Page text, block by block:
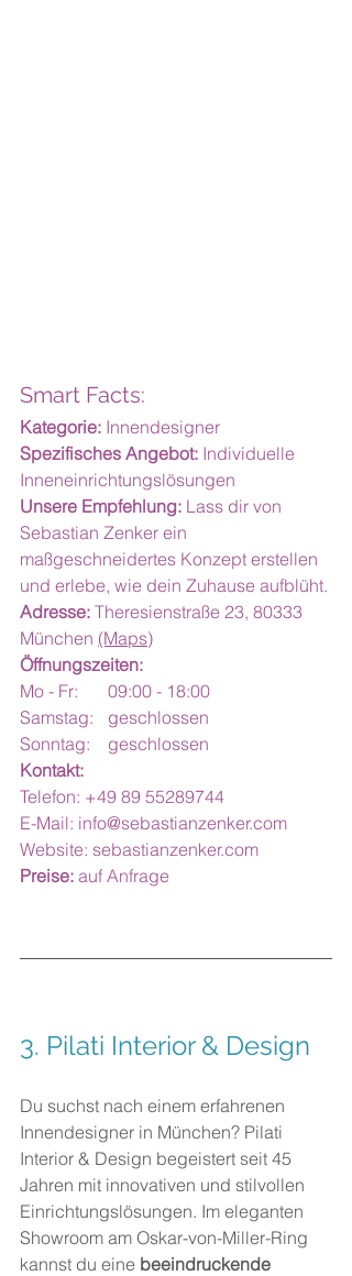
Smart Facts:
Kategorie: Innendesigner
Spezifisches Angebot: Individuelle
Inneneinrichtungslösungen
Unsere Empfehlung: Lass dir von
Sebastian Zenker ein
maßgeschneidertes Konzept erstellen
und erlebe, wie dein Zuhause aufblüht.
Adresse: Theresienstraße 23, 80333
München (Maps)
Öffnungszeiten:
Mo - Fr:	09:00 - 18:00
Samstag:	geschlossen
Sonntag:	geschlossen
Kontakt:
Telefon: +49 89 55289744
E-Mail: info@sebastianzenker.com
Website: sebastianzenker.com
Preise: auf Anfrage
3. Pilati Interior & Design
Du suchst nach einem erfahrenen
Innendesigner in München? Pilati
Interior & Design begeistert seit 45
Jahren mit innovativen und stilvollen
Einrichtungslösungen. Im eleganten
Showroom am Oskar-von-Miller-Ring
kannst du eine beeindruckende